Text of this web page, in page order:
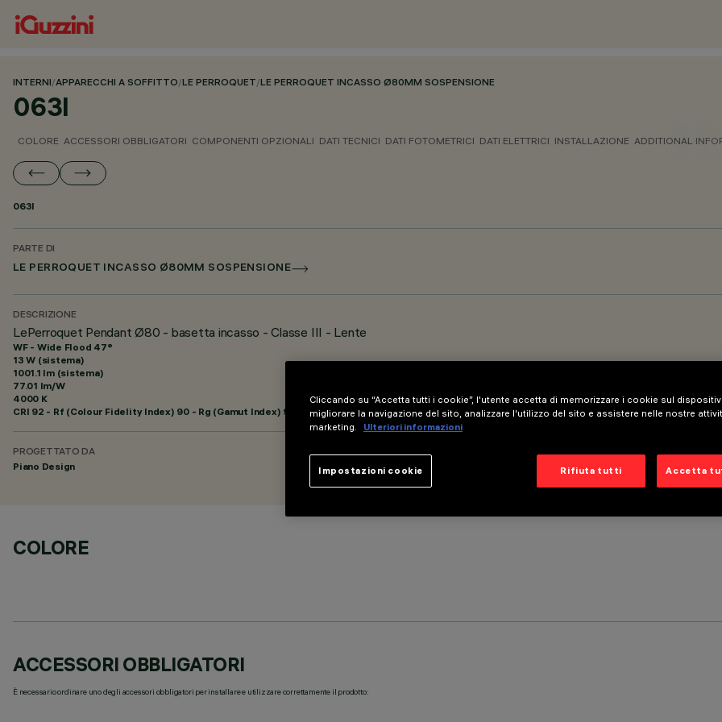
INTERNI/APPARECCHI A SOFFITTO/LE PERROQUET/LE PERROQUET INCASSO Ø80MM SOSPENSIONE
063I
COLORE ACCESSORI OBBLIGATORI COMPONENTI OPZIONALI DATI TECNICI DATI FOTOMETRICI DATI ELETTRICI INSTALLAZIONE ADDITIONAL
063I
PARTE DI
LE PERROQUET INCASSO Ø80MM SOSPENSIONE
DESCRIZIONE
LePerroquet Pendant Ø80 - basetta incasso - Classe III - Lente
WF - Wide Flood 47°
13 W (sistema)
1001.1 lm (sistema)
77.01 lm/W
4000 K
CRI 92 - Rf (Colour Fidelity Index) 90 - Rg (Gamut Index) 98
PROGETTATO DA
Piano Design
COLORE
ACCESSORI OBBLIGATORI
È necessario ordinare uno degli accessori obbligatori per installare e utilizzare correttamente il prodotto:
Cliccando su “Accetta tutti i cookie”, l'utente accetta di memorizzare i cookie sul
migliorare la navigazione del sito, analizzare l'utilizzo del sito e assistere nelle nostre
marketing.
Ulteriori informazioni
Rifiuta tutti Accetta
Impostazioni cookie